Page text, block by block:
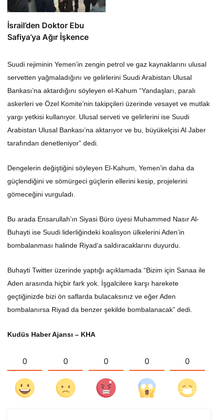
İsrail’den Doktor Ebu
Safiya’ya Ağır İşkence
Suudi rejiminin Yemen’in zengin petrol ve gaz kaynaklarını ulusal
servetten yağmaladığını ve gelirlerini Suudi Arabistan Ulusal
Bankası’na aktardığını söyleyen el-Kahum “Yandaşları, paralı
askerleri ve Özel Komite’nin takipçileri üzerinde vesayet ve mutlak
yargı yetkisi kullanıyor. Ulusal serveti ve gelirlerini ise Suudi
Arabistan Ulusal Bankası’na aktarıyor ve bu, büyükelçisi Al Jaber
tarafından denetleniyor” dedi.
Dengelerin değiştiğini söyleyen El-Kahum, Yemen’in daha da
güçlendiğini ve sömürgeci güçlerin ellerini kesip, projelerini
gömeceğini vurguladı.
Bu arada Ensarullah’ın Siyasi Büro üyesi Muhammed Nasır Al-
Buhayti ise Suudi liderliğindeki koalisyon ülkelerini Aden’in
bombalanması halinde Riyad’a saldıracaklarını duyurdu.
Buhayti Twitter üzerinde yaptığı açıklamada “Bizim için Sanaa ile
Aden arasında hiçbir fark yok. İşgalcilere karşı harekete
geçtiğinizde bizi ön saflarda bulacaksınız ve eğer Aden
bombalanırsa Riyad da benzer şekilde bombalanacak” dedi.
Kudüs Haber Ajansı – KHA
0 0 0 0 0